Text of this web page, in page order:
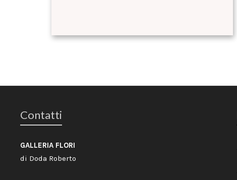
Contatti
GALLERIA FLORI
di Doda Roberto